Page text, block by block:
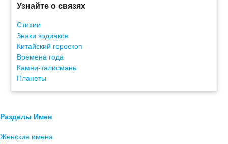
Узнайте о связях
Стихии
Знаки зодиаков
Китайский гороскоп
Времена года
Камни-талисманы
Планеты
Разделы Имен
Женские имена